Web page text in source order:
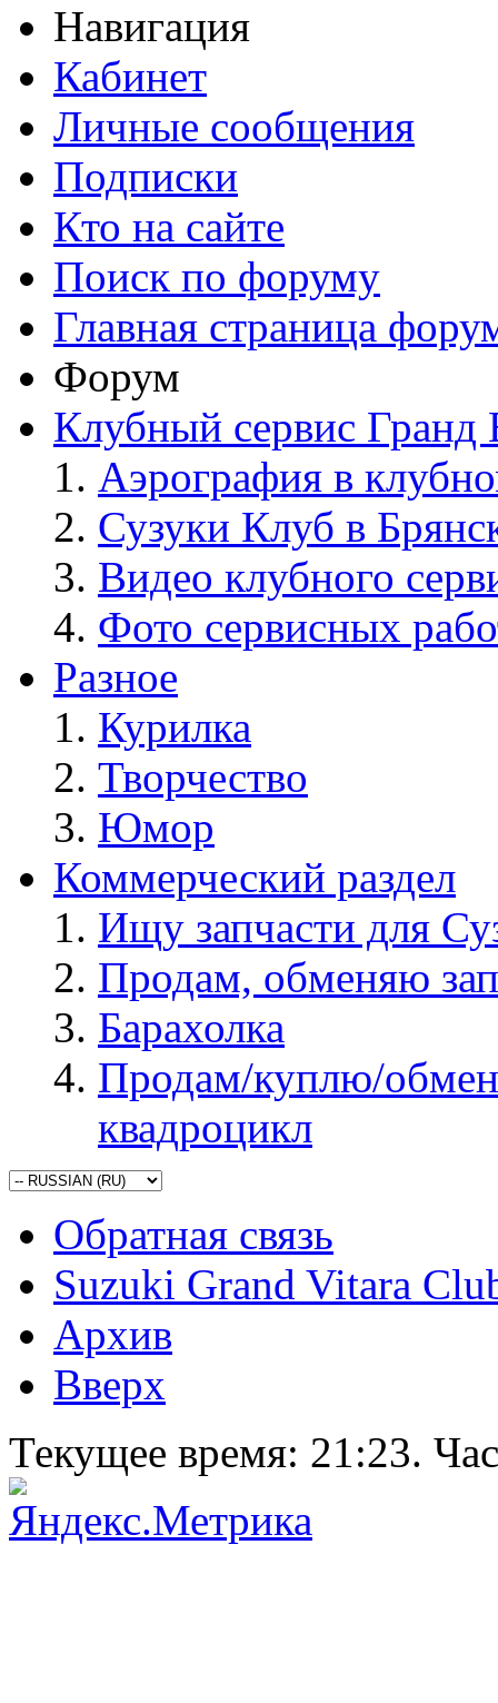
Навигация
Кабинет
Личные сообщения
Подписки
Кто на сайте
Поиск по форуму
Главная страница
Форум
Клубный сервис
Аэрография в
Сузуки Клуб в
Видео клубного
Фото сервисных
Разное
Курилка
Творчество
Юмор
Коммерческий раздел
Ищу запчасти для
Продам, обменяю
Барахолка
Продам/куплю/
квадроцикл
Обратная связь
Suzuki Grand Vitara
Архив
Вверх
Текущее время: 21:23.